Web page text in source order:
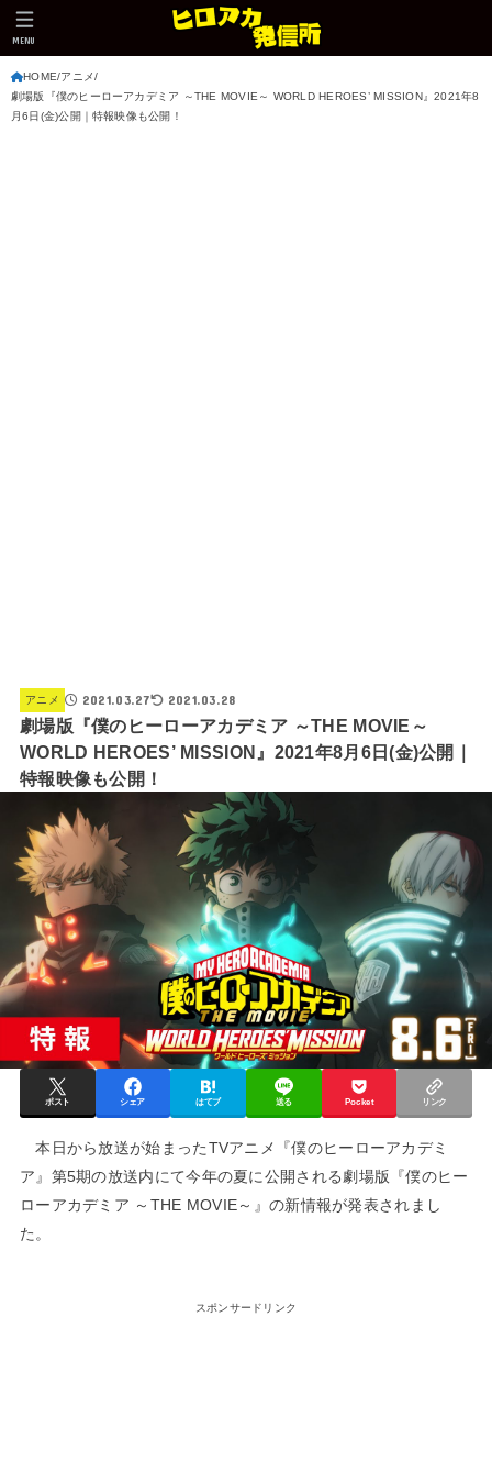
MENU
HOME アニメ
劇場版『僕のヒーローアカデミア ～THE MOVIE～ WORLD HEROES’ MISSION』2021年8
月6日(金)公開｜特報映像も公開！
アニメ 2021.03.27 2021.03.28
劇場版『僕のヒーローアカデミア ～THE MOVIE～
WORLD HEROES’ MISSION』2021年8月6日(金)公開｜
特報映像も公開！
ポスト シェア はてブ 送る Pocket リンク
本日から放送が始まったTVアニメ『僕のヒーローアカデミ
ア』第5期の放送内にて今年の夏に公開される劇場版『僕のヒー
ローアカデミア ～THE MOVIE～』の新情報が発表されまし
た。
スポンサードリンク